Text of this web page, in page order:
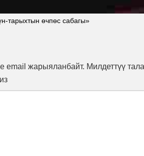
тарыхтын өчпөс сабагы»
email жарыяланбайт. Милдеттүү